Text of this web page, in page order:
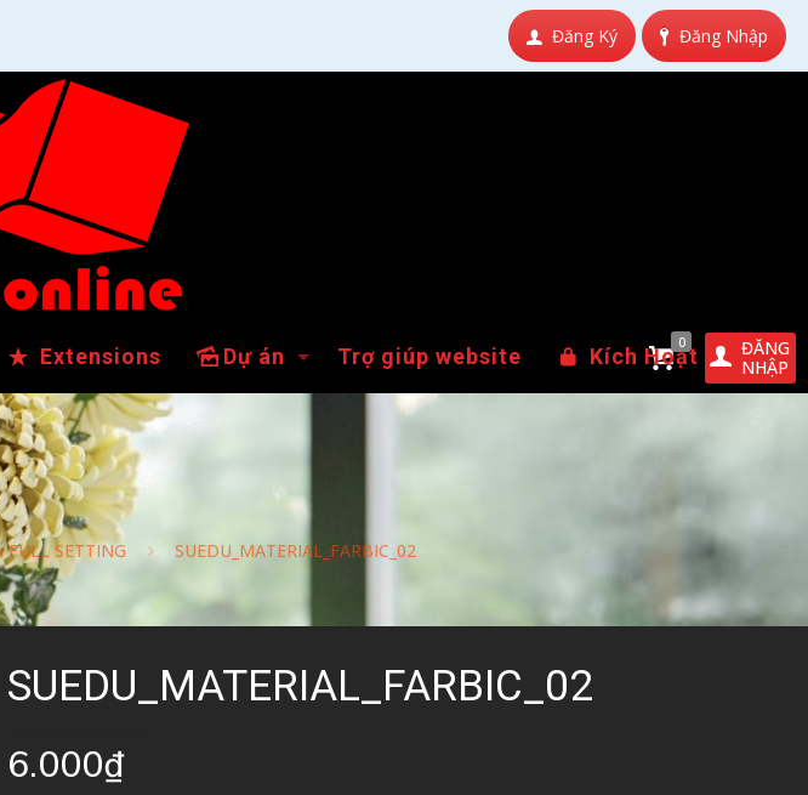
Đăng Nhập
Đăng Ký
Extensions Dự án Trợ giúp website Kích Hoạt
0
ĐĂNG
NHẬP
FULL SETTING SUEDU_MATERIAL_FARBIC_02
SUEDU_MATERIAL_FARBIC_02
6.000₫